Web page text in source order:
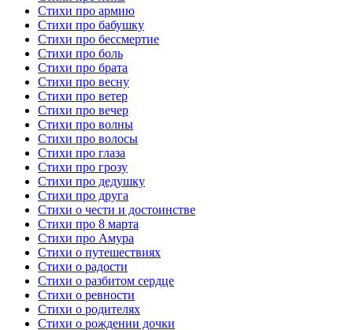
Стихи про армию
Стихи про бабушку
Стихи про бессмертие
Стихи про боль
Стихи про брата
Стихи про весну
Стихи про ветер
Стихи про вечер
Стихи про волны
Стихи про волосы
Стихи про глаза
Стихи про грозу
Стихи про дедушку
Стихи про друга
Стихи о чести и достоинстве
Стихи про 8 марта
Стихи про Амура
Стихи о путешествиях
Стихи о радости
Стихи о разбитом сердце
Стихи о ревности
Стихи о родителях
Стихи о рождении дочки